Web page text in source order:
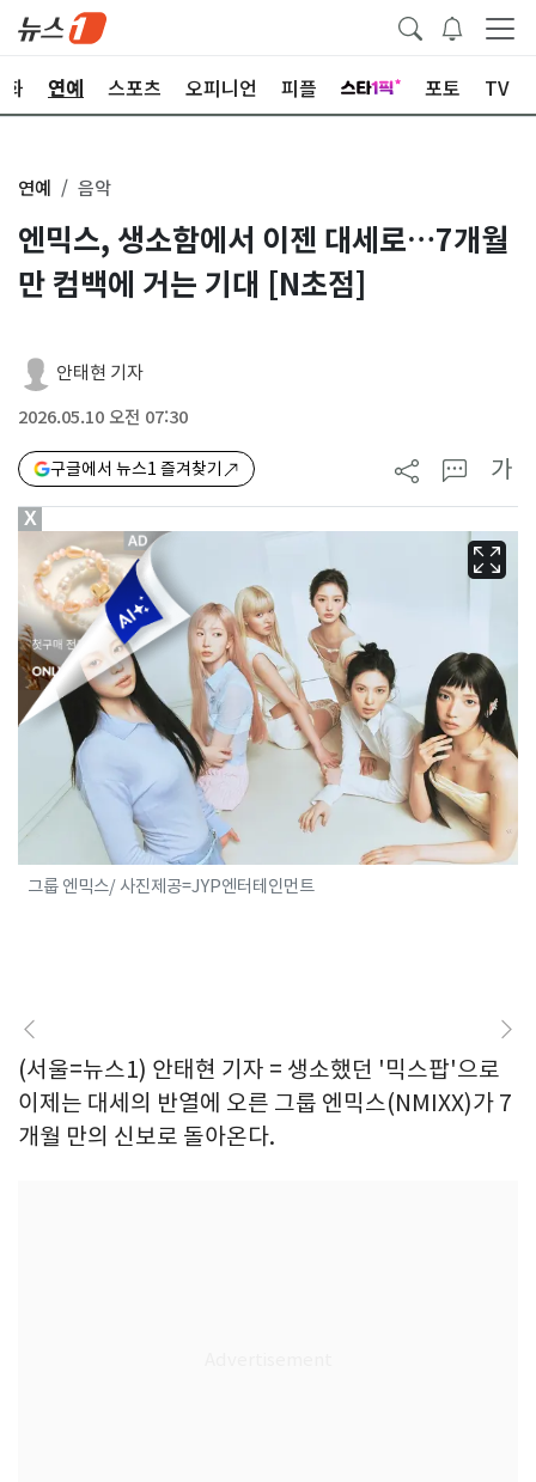
화 연예 스포츠 오피니언 피플 포토 TV
연예 음악
엔믹스, 생소함에서 이젠 대세로…7개월
만 컴백에 거는 기대 [N초점]
안태현 기자
2026.05.10 오전 07:30
구글에서 뉴스1 즐겨찾기 가
그룹 엔믹스/ 사진제공=JYP엔터테인먼트
(서울=뉴스1) 안태현 기자 = 생소했던 '믹스팝'으로
이제는 대세의 반열에 오른 그룹 엔믹스(NMIXX)가 7
개월 만의 신보로 돌아온다.
X